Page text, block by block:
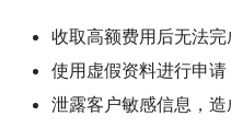
收取高额费用后无法完
使用虚假资料进行申
泄露客户敏感信息，